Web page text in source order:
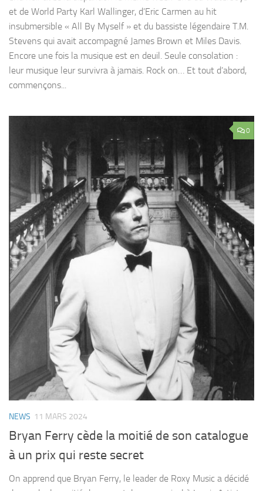
et de World Party Karl Wallinger, d’Eric Carmen au hit
insubmersible « All By Myself » et du bassiste légendaire T.M.
Stevens qui avait accompagné James Brown et Miles Davis.
Encore une fois la musique est en deuil. Seule consolation :
leur musique leur survivra à jamais. Rock on… Et tout d’abord,
commençons...
0
NEWS 11 MARS 2024
Bryan Ferry cède la moitié de son catalogue
à un prix qui reste secret
On apprend que Bryan Ferry, le leader de Roxy Music a décidé